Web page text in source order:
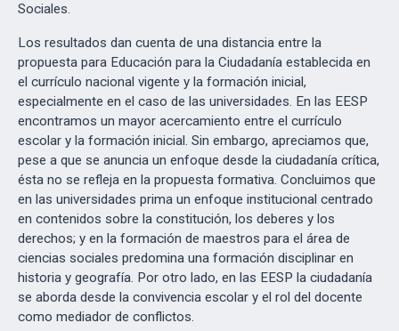
Sociales.
Los resultados dan cuenta de una distancia entre la
propuesta para Educación para la Ciudadanía establecida en
el currículo nacional vigente y la formación inicial,
especialmente en el caso de las universidades. En las EESP
encontramos un mayor acercamiento entre el currículo
escolar y la formación inicial. Sin embargo, apreciamos que,
pese a que se anuncia un enfoque desde la ciudadanía crítica,
ésta no se refleja en la propuesta formativa. Concluimos que
en las universidades prima un enfoque institucional centrado
en contenidos sobre la constitución, los deberes y los
derechos; y en la formación de maestros para el área de
ciencias sociales predomina una formación disciplinar en
historia y geografía. Por otro lado, en las EESP la ciudadanía
se aborda desde la convivencia escolar y el rol del docente
como mediador de conflictos.